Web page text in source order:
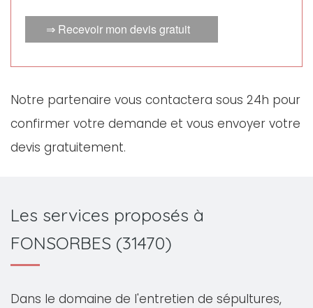
⇒ Recevoir mon devis gratuit
Notre partenaire vous contactera sous 24h pour
confirmer votre demande et vous envoyer votre
devis gratuitement.
Les services proposés à
FONSORBES (31470)
Dans le domaine de l'entretien de sépultures,